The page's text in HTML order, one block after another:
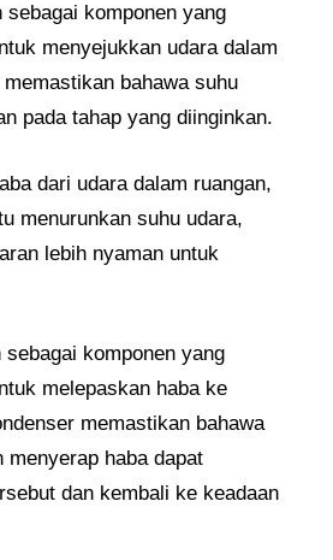
sebagai komponen yang
menyejukkan udara dalam
bahawa suhu
pada tahap yang diinginkan.
dari udara dalam ruangan,
menurunkan suhu udara,
lebih nyaman untuk
komponen yang
melepaskan haba ke
memastikan bahawa
menyerap haba dapat
dan kembali ke keadaan